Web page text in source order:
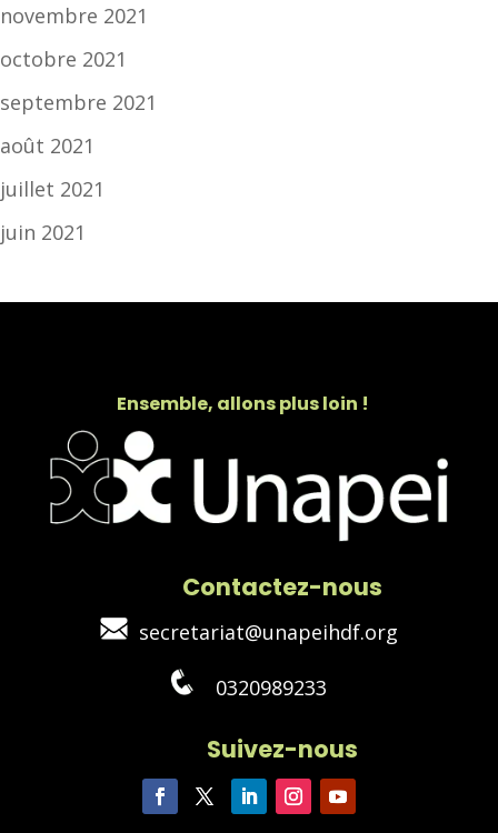
novembre 2021
octobre 2021
septembre 2021
août 2021
juillet 2021
juin 2021
Ensemble, allons plus loin !
Contactez-nous
secretariat@unapeihdf.org
0320989233
Suivez-nous